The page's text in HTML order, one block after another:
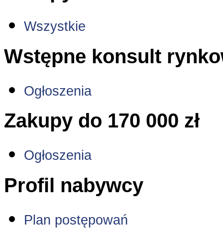
Wszystkie
Wstępne konsult
Ogłoszenia
Zakupy do 170 000 zł
Ogłoszenia
Profil nabywcy
Plan postępowań